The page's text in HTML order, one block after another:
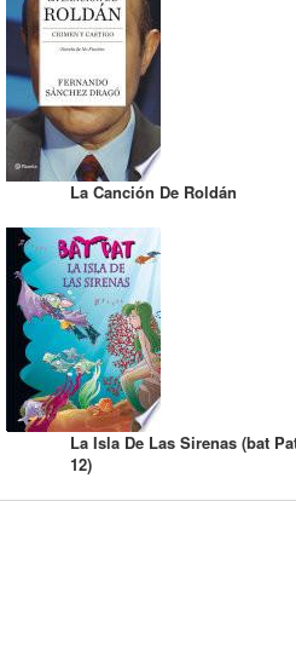
La Canción De Roldán
La Isla De Las Sirenas (bat
12)